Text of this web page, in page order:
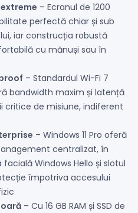
– Ecranul de 1200
perfectă chiar și sub
iar construcția robustă
cu mănuși sau în
– Standardul Wi-Fi 7
bandwidth maxim și latență
critice de misiune, indiferent
– Windows 11 Pro oferă
centralizat, în
Windows Hello și slotul
împotriva accesului
– Cu 16 GB RAM și SSD de